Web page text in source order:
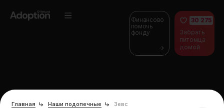
Финансово
помочь
фонду
30 275
Забрать
питомца
домой
Главная Наши подопечные Зевс